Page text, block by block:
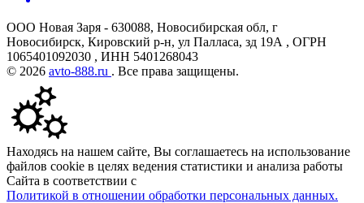
ООО Новая Заря - 630088, Новосибирская обл, г
Новосибирск, Кировский р-н, ул Палласа, зд 19А , ОГРН
1065401092030 , ИНН 5401268043
© 2026 avto-888.ru . Все права защищены.
Находясь на нашем сайте, Вы соглашаетесь на использование
файлов cookie в целях ведения статистики и анализа работы
Сайта в соответствии с
Политикой в отношении обработки персональных данных.